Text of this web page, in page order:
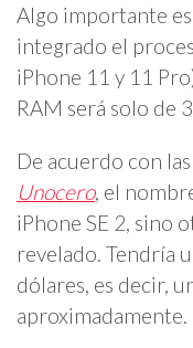
Algo importante
integrado el
iPhone 11 y 11
RAM será solo de
De acuerdo con
Unocero, el
iPhone SE 2, sino
revelado. Tendría
dólares, es decir,
aproximadamente.